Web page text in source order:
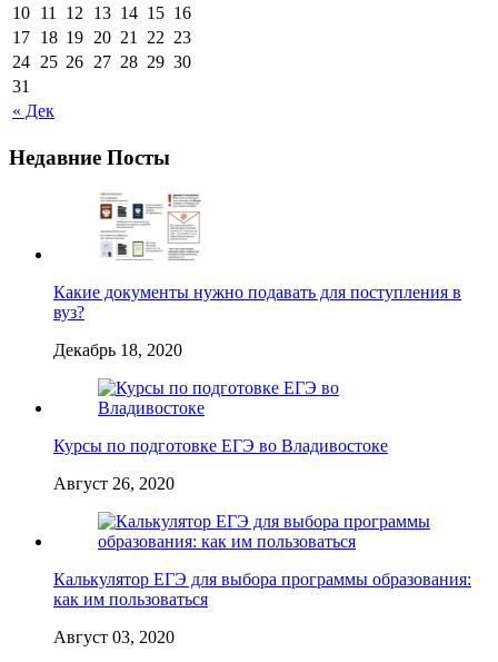
« Дек
10 11 12 13 14 15 16
17 18 19 20 21 22 23
24 25 26 27 28 29 30
31
Недавние Посты
Какие документы нужно подавать для поступления в
вуз?
Декабрь 18, 2020
Курсы по подготовке ЕГЭ во Владивостоке
Август 26, 2020
Калькулятор ЕГЭ для выбора программы образования:
как им пользоваться
Август 03, 2020